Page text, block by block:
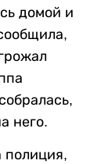
домой и
него.
полиция,